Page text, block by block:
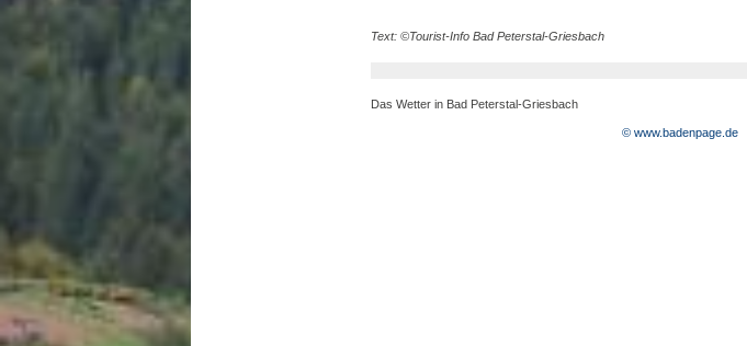
Text: ©Tourist-Info Bad Peterstal-Griesbach
Das Wetter in Bad Peterstal-Griesbach
© www.badenpage.de